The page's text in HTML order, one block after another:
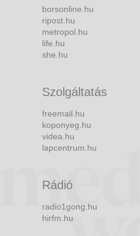
borsonline.hu
ripost.hu
metropol.hu
life.hu
she.hu
Szolgáltatás
freemail.hu
koponyeg.hu
videa.hu
lapcentrum.hu
Rádió
radio1gong.hu
hirfm.hu